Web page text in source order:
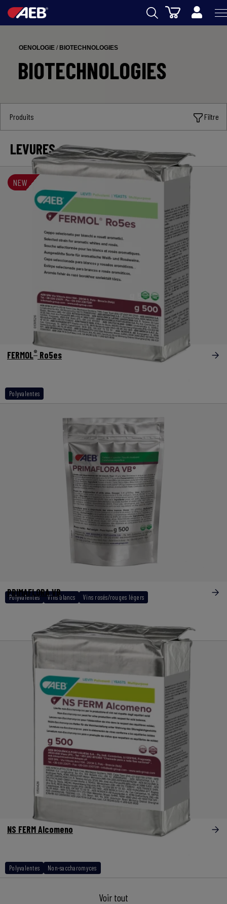
BIERE
SPIRITS
AEB ACADEMY
eSHOP
Panier
OENOLOGIE / BIOTECHNOLOGIES
BIOTECHNOLOGIES
Produits Filtre
LEVURES
NEW
Polyvalentes
FERMOL® Ro5es
Polyvalentes Vins blancs Vins rosés/rouges légers
PRIMAFLORA VB
Polyvalentes Non-saccharomyces
NS FERM Alcomeno
Voir tout